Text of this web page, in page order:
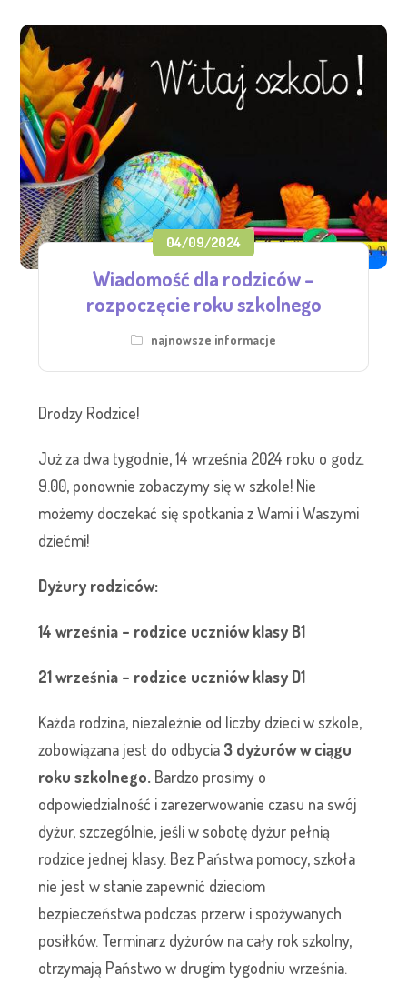
04/09/2024
Wiadomość dla rodziców –
rozpoczęcie roku szkolnego
najnowsze informacje
Drodzy Rodzice!
Już za dwa tygodnie, 14 września 2024 roku o godz.
9.00, ponownie zobaczymy się w szkole! Nie
możemy doczekać się spotkania z Wami i Waszymi
dziećmi!
Dyżury rodziców:
14 września – rodzice uczniów klasy B1
21 września – rodzice uczniów klasy D1
Każda rodzina, niezależnie od liczby dzieci w szkole,
zobowiązana jest do odbycia 3 dyżurów w ciągu
roku szkolnego. Bardzo prosimy o
odpowiedzialność i zarezerwowanie czasu na swój
dyżur, szczególnie, jeśli w sobotę dyżur pełnią
rodzice jednej klasy. Bez Państwa pomocy, szkoła
nie jest w stanie zapewnić dzieciom
bezpieczeństwa podczas przerw i spożywanych
posiłków. Terminarz dyżurów na cały rok szkolny,
otrzymają Państwo w drugim tygodniu września.